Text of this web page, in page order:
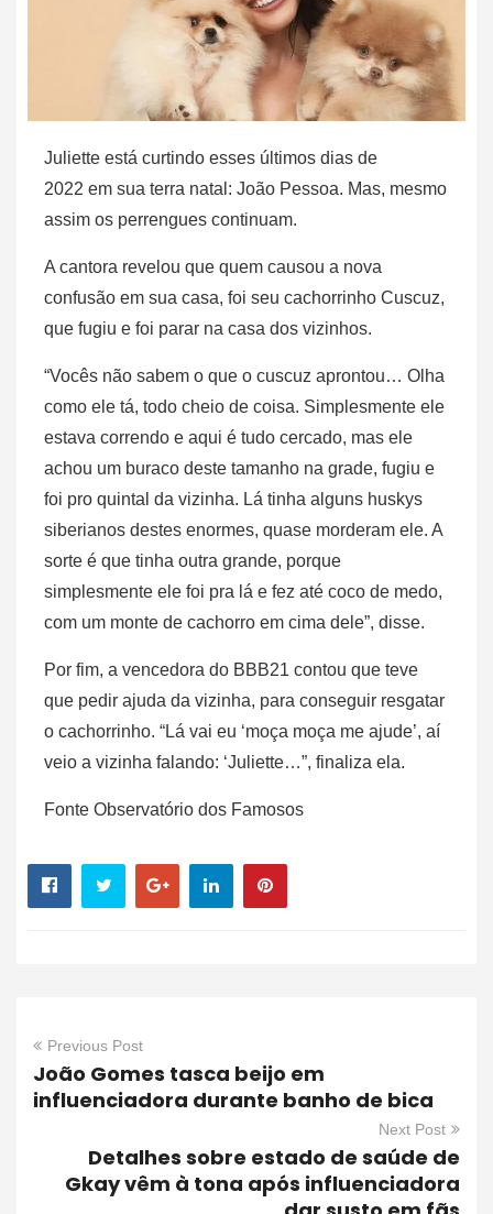
Juliette está curtindo esses últimos dias de
2022 em sua terra natal: João Pessoa. Mas, mesmo
assim os perrengues continuam.
A cantora revelou que quem causou a nova
confusão em sua casa, foi seu cachorrinho Cuscuz,
que fugiu e foi parar na casa dos vizinhos.
“Vocês não sabem o que o cuscuz aprontou… Olha
como ele tá, todo cheio de coisa. Simplesmente ele
estava correndo e aqui é tudo cercado, mas ele
achou um buraco deste tamanho na grade, fugiu e
foi pro quintal da vizinha. Lá tinha alguns huskys
siberianos destes enormes, quase morderam ele. A
sorte é que tinha outra grande, porque
simplesmente ele foi pra lá e fez até coco de medo,
com um monte de cachorro em cima dele”, disse.
Por fim, a vencedora do BBB21 contou que teve
que pedir ajuda da vizinha, para conseguir resgatar
o cachorrinho. “Lá vai eu ‘moça moça me ajude’, aí
veio a vizinha falando: ‘Juliette…”, finaliza ela.
Fonte Observatório dos Famosos
Previous Post
João Gomes tasca beijo em
influenciadora durante banho de bica
Next Post
Detalhes sobre estado de saúde de
Gkay vêm à tona após influenciadora